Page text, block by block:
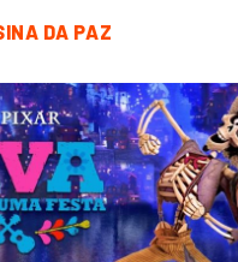
DA PAZ